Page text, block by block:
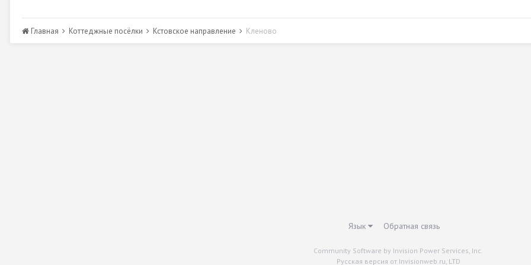
Главная Коттеджные посёлки Кстовское направление Кленово
Язык Обратная связь
Community Software by Invision Power Services, Inc.
Русская версия от Invisionweb.ru, LTD